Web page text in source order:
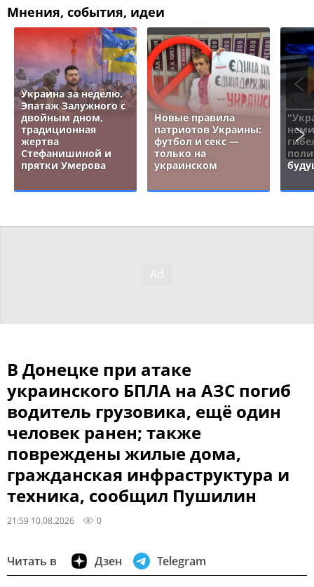
Мнения, события, идеи
Украина за неделю.
Эпатаж Залужного с
двойным дном,
традиционная
жертва
Стефанишиной и
прятки Умерова
Новые правила
патриотов Украины:
футбол и секс —
только на
украинском
В Донецке при атаке
украинского БПЛА на АЗС погиб
водитель грузовика, ещё один
человек ранен; также
повреждены жилые дома,
гражданская инфраструктура и
техника, сообщил Пушилин
21:59 10.08.2026 0
Читать в Дзен Telegram